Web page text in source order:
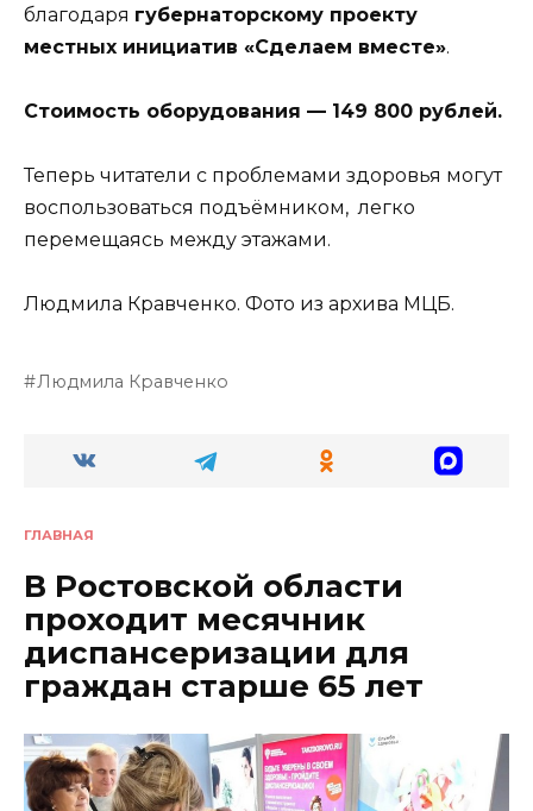
благодаря губернаторскому проекту
местных инициатив «Сделаем вместе».
Стоимость оборудования — 149 800 рублей.
Теперь читатели с проблемами здоровья могут
воспользоваться подъёмником, легко
перемещаясь между этажами.
Людмила Кравченко. Фото из архива МЦБ.
Людмила Кравченко
ГЛАВНАЯ
В Ростовской области
проходит месячник
диспансеризации для
граждан старше 65 лет